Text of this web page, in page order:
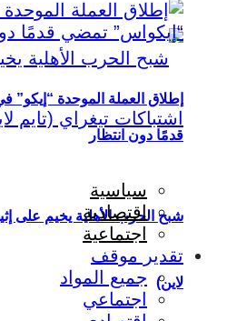
شبح الحرب الأهلية يخيم على
لاين)
قدمًا دون انتظار
سياسية
اقتصادية
اجتماعية
تقدير موقف
جميع المواد
اجتماعي